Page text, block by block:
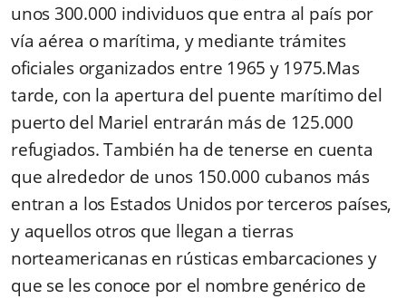
unos 300.000 individuos que entra al país por
vía aérea o marítima, y mediante trámites
oficiales organizados entre 1965 y 1975.Mas
tarde, con la apertura del puente marítimo del
puerto del Mariel entrarán más de 125.000
refugiados. También ha de tenerse en cuenta
que alrededor de unos 150.000 cubanos más
entran a los Estados Unidos por terceros países,
y aquellos otros que llegan a tierras
norteamericanas en rústicas embarcaciones y
que se les conoce por el nombre genérico de